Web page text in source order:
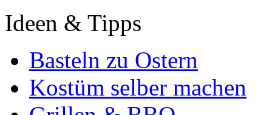
Ideen & Tipps
Basteln zu Ostern
Kostüm selber machen